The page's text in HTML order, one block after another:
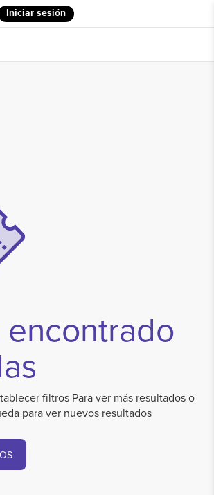
Iniciar sesión
encontrado
filtros Para ver más resultados o
para ver nuevos resultados